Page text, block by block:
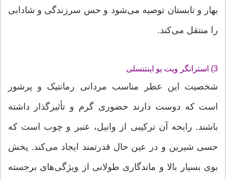
بهار و تابستان توصیه می‌شود و حس سرزندگی و شادابی
را منتقل می‌کند.
3) استرانگر ویت یو اینتنسلی
شخصیت این عطر مناسب مردانی رمانتیک و پرشور
است که دوست دارند حضوری گرم و تأثیرگذار داشته
باشند. رایحه آن ترکیبی از وانیل، عنبر و چوب است که
حسی شیرین و در عین حال قدرتمند ایجاد می‌کند. پخش
بوی بسیار بالا و ماندگاری طولانی از ویژگی‌های برجسته